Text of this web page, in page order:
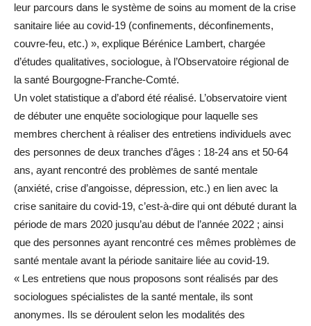
leur parcours dans le système de soins au moment de la crise
sanitaire liée au covid-19 (confinements, déconfinements,
couvre-feu, etc.) », explique Bérénice Lambert, chargée
d’études qualitatives, sociologue, à l’Observatoire régional de
la santé Bourgogne-Franche-Comté.
Un volet statistique a d’abord été réalisé. L’observatoire vient
de débuter une enquête sociologique pour laquelle ses
membres cherchent à réaliser des entretiens individuels avec
des personnes de deux tranches d’âges : 18-24 ans et 50-64
ans, ayant rencontré des problèmes de santé mentale
(anxiété, crise d’angoisse, dépression, etc.) en lien avec la
crise sanitaire du covid-19, c’est-à-dire qui ont débuté durant la
période de mars 2020 jusqu’au début de l’année 2022 ; ainsi
que des personnes ayant rencontré ces mêmes problèmes de
santé mentale avant la période sanitaire liée au covid-19.
« Les entretiens que nous proposons sont réalisés par des
sociologues spécialistes de la santé mentale, ils sont
anonymes. Ils se déroulent selon les modalités des